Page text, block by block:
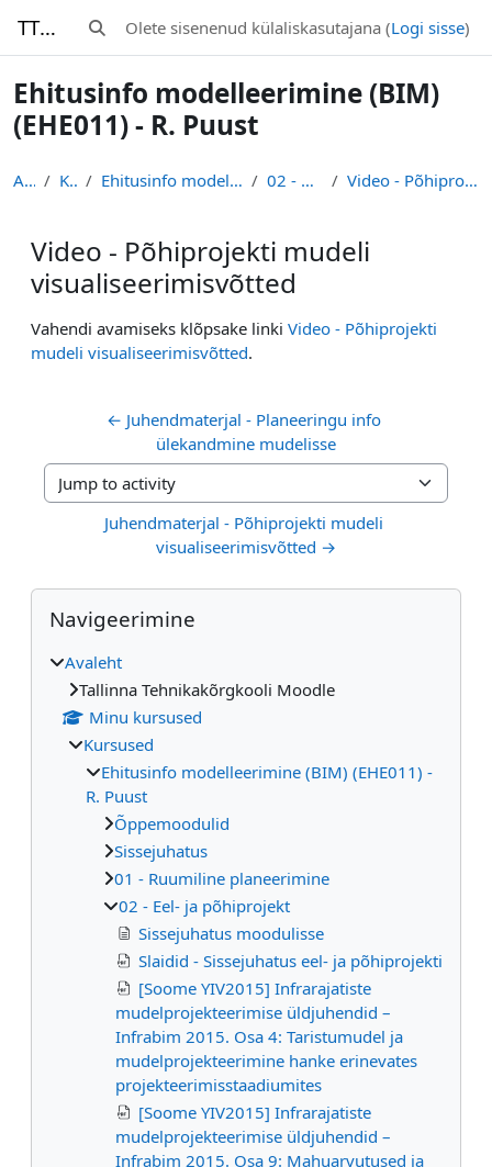
TTK-Moodle Lülitab otsingu sisendi
Olete sisenenud külaliskasutajana (Logi sisse)
Ehitusinfo modelleerimine (BIM)
(EHE011) - R. Puust
Avaleht Kursused Ehitusinfo modelleerimine (BIM) (EHE011) - R. Puust 02 - Eel- ja põhiprojekt Video - Põhiprojekti mudeli visualiseerimisvõtted
Video - Põhiprojekti mudeli
visualiseerimisvõtted
Lõpetamise nõuded
Vahendi avamiseks klõpsake linki Video - Põhiprojekti
mudeli visualiseerimisvõtted.
← Juhendmaterjal - Planeeringu info
ülekandmine mudelisse
Jump to activity
Juhendmaterjal - Põhiprojekti mudeli
visualiseerimisvõtted →
Plokid
Jäta vahele Navigeerimine
Navigeerimine
Avaleht
Tallinna Tehnikakõrgkooli Moodle
Minu kursused
Kursused
Ehitusinfo modelleerimine (BIM) (EHE011) -
R. Puust
Õppemoodulid
Sissejuhatus
01 - Ruumiline planeerimine
02 - Eel- ja põhiprojekt
Sissejuhatus moodulisse
Slaidid - Sissejuhatus eel- ja põhiprojekti
[Soome YIV2015] Infrarajatiste
mudelprojekteerimise üldjuhendid –
Infrabim 2015. Osa 4: Taristumudel ja
mudelprojekteerimine hanke erinevates
projekteerimisstaadiumites
[Soome YIV2015] Infrarajatiste
mudelprojekteerimise üldjuhendid –
Infrabim 2015. Osa 9: Mahuarvutused ja